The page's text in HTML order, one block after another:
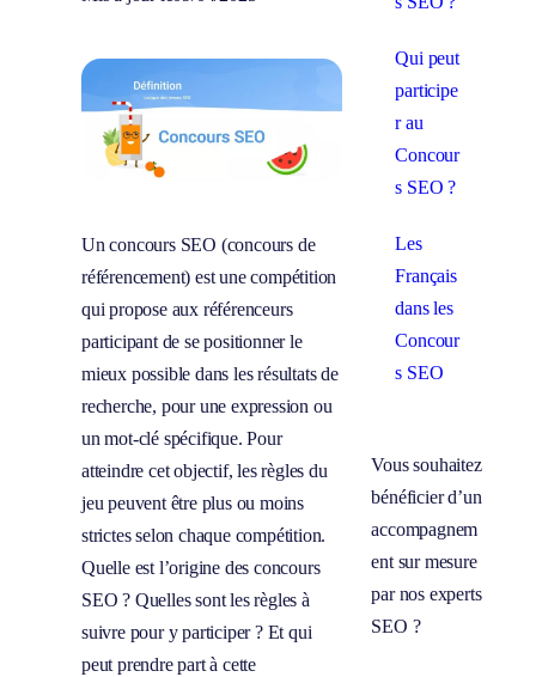
Un concours SEO (concours de
référencement) est une compétition
qui propose aux référenceurs
participant de se positionner le
mieux possible dans les résultats de
recherche, pour une expression ou
un mot-clé spécifique. Pour
atteindre cet objectif, les règles du
jeu peuvent être plus ou moins
strictes selon chaque compétition.
Quelle est l’origine des concours
SEO ? Quelles sont les règles à
suivre pour y participer ? Et qui
peut prendre part à cette
Qui peut
participe
r au
Concour
s SEO ?
Les
Français
dans les
Concour
s SEO
Vous souhaitez
bénéficier d’un
accompagnem
ent sur mesure
par nos experts
SEO ?